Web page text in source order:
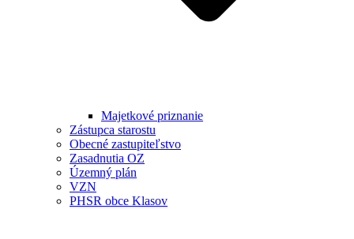
Majetkové priznanie
Zástupca starostu
Obecné zastupiteľstvo
Zasadnutia OZ
Územný plán
VZN
PHSR obce Klasov